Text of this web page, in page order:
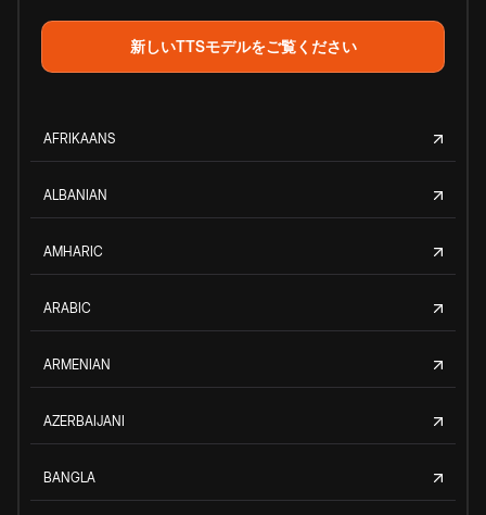
新しいTTSモデルをご覧ください
AFRIKAANS
ALBANIAN
AMHARIC
ARABIC
ARMENIAN
AZERBAIJANI
BANGLA